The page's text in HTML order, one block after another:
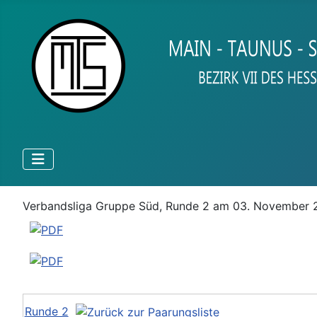
Verbandsliga Gruppe Süd, Runde 2 am 03. November
Runde 2